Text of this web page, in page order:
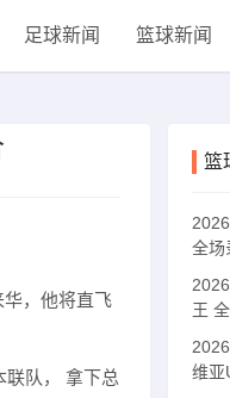
足球新闻 篮球新闻
华，他将直飞
联队， 拿下总
篮
全场
王
维亚